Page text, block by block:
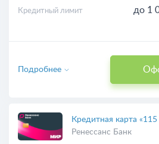
Кредитный лимит до 1
Подробнее
Кредитная карта
Ренессанс Банк